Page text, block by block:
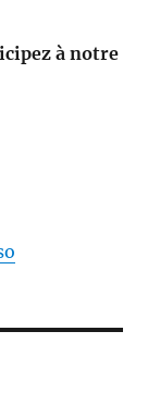
à notre